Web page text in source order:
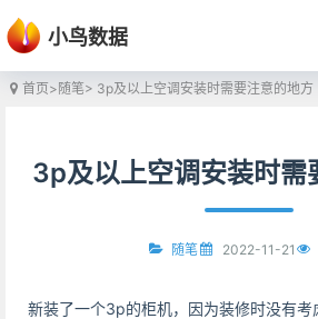
小鸟数据
首页>随笔> 3p及以上空调安装时需要注意的地方
3p及以上空调安装时需
随笔 2022-11-21
新装了一个3p的柜机，因为装修时没有考